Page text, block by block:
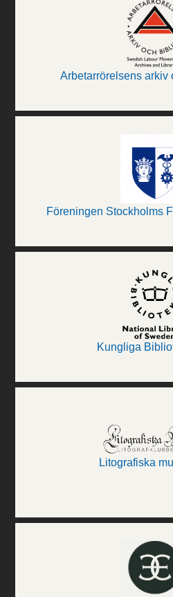
Arbetarrörelsens arkiv
Föreningen Stockholms
Kungliga
Litografiska